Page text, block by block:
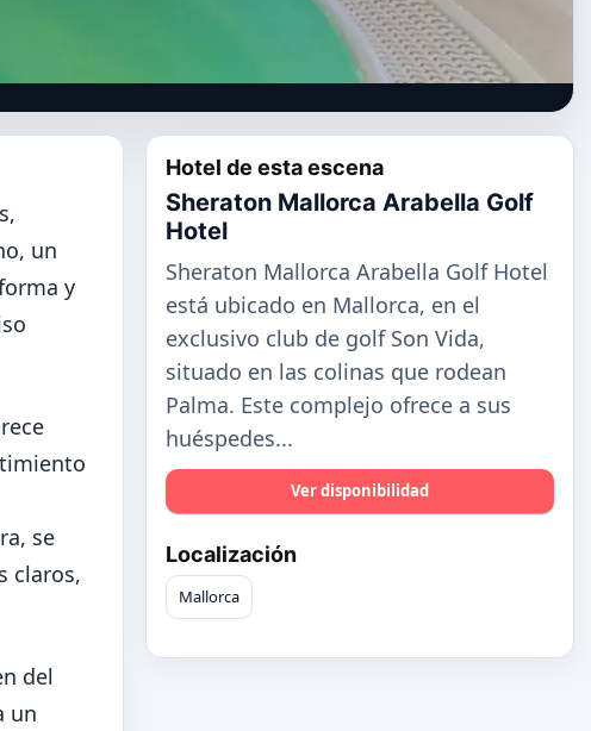
un
y
se
claros,
del
un
Hotel de esta escena
Sheraton Mallorca Arabella Golf
Hotel
Sheraton Mallorca Arabella Golf Hotel
está ubicado en Mallorca, en el
exclusivo club de golf Son Vida,
situado en las colinas que rodean
Palma. Este complejo ofrece a sus
huéspedes...
Ver disponibilidad
Localización
Mallorca